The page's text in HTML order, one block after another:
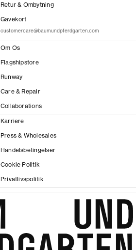
Retur & Ombytning
Gavekort
customercare@baumundpferdgarten.com
Om Os
Flagshipstore
Runway
Care & Repair
Collaborations
Karriere
Press & Wholesales
Handelsbetingelser
Cookie Politik
Privatlivspolitik
VIS RESULTAT